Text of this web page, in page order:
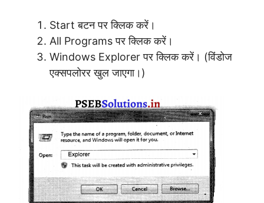
Start बटन पर क्लिक करें।
All Programs पर क्लिक करें।
Windows Explorer पर क्लिक करें। (विंडोज
एक्सपलोरर खुल जाएगा।)